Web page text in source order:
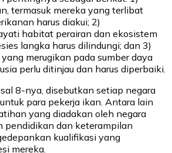
termasuk mereka yang terlibat
harus diakui; 2)
habitat perairan dan ekosistem
langka harus dilindungi; dan 3)
merugikan pada sumber daya
perlu ditinjau dan harus diperbaiki.
8-nya, disebutkan setiap negara
para pekerja ikan. Antara lain
yang diadakan oleh negara
pendidikan dan keterampilan
kualifikasi yang
mereka.